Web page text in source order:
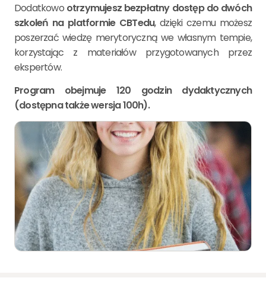
Dodatkowo otrzymujesz bezpłatny dostęp do dwóch
szkoleń na platformie CBTedu, dzięki czemu możesz
poszerzać wiedzę merytoryczną we własnym tempie,
korzystając z materiałów przygotowanych przez
ekspertów.
Program obejmuje 120 godzin dydaktycznych
(dostępna także wersja 100h).